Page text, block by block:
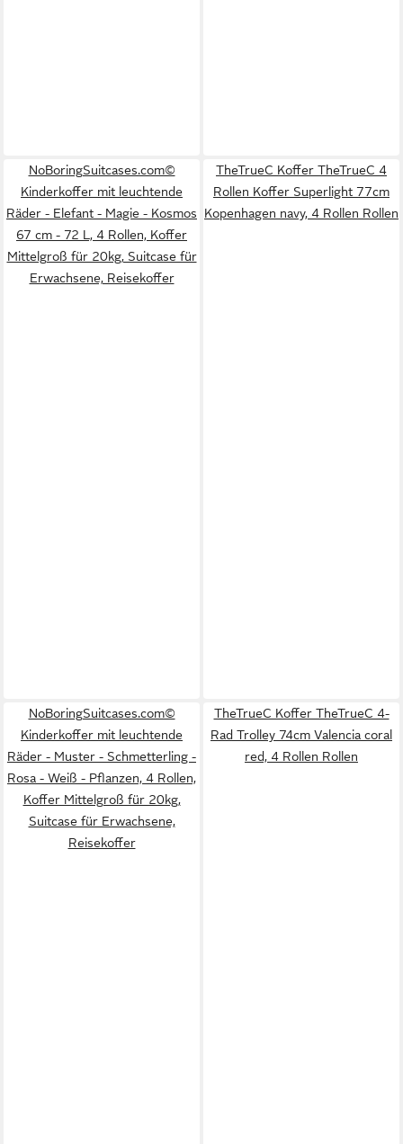
NoBoringSuitcases.com©
Kinderkoffer mit leuchtende
Räder - Elefant - Magie - Kosmos
67 cm - 72 L, 4 Rollen, Koffer
Mittelgroß für 20kg, Suitcase für
Erwachsene, Reisekoffer
TheTrueC Koffer TheTrueC 4
Rollen Koffer Superlight 77cm
Kopenhagen navy, 4 Rollen Rollen
NoBoringSuitcases.com©
Kinderkoffer mit leuchtende
Räder - Muster - Schmetterling -
Rosa - Weiß - Pflanzen, 4 Rollen,
Koffer Mittelgroß für 20kg,
Suitcase für Erwachsene,
Reisekoffer
TheTrueC Koffer TheTrueC 4-
Rad Trolley 74cm Valencia coral
red, 4 Rollen Rollen